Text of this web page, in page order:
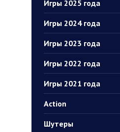
Игры 2025 года
Игры 2024 года
Игры 2023 года
Игры 2022 года
Игры 2021 года
Action
Шутеры